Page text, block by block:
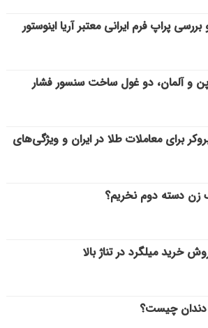
پراپ فرم ایرانی معتبر آریا اینوستور
و آلمان، دو غول ساخت سنسور فشار
برای معاملات طلا در ایران و ویژگی‌های
زن دسته دوم نخریم؟
خرید میلگرد در تناژ بالا
دندان چیست؟